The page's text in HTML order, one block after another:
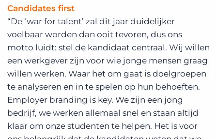
Candidates first
“De ‘war for talent’ zal dit jaar duidelijker
voelbaar worden dan ooit tevoren, dus ons
motto luidt: stel de kandidaat centraal. Wij willen
een werkgever zijn voor wie jonge mensen graag
willen werken. Waar het om gaat is doelgroepen
te analyseren en in te spelen op hun behoeften.
Employer branding is key. We zijn een jong
bedrijf, we werken allemaal snel en staan altijd
klaar om onze studenten te helpen. Het is voor